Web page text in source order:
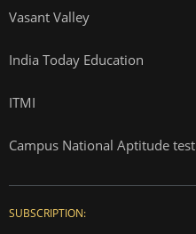
Vasant Valley
India Today Education
ITMI
Campus National Aptitude test
SUBSCRIPTION: